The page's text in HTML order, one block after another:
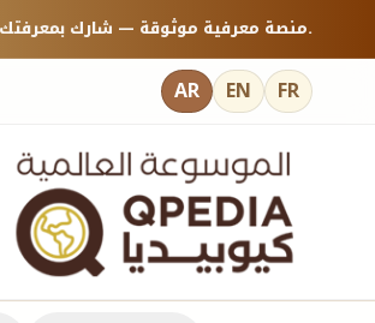
منصة معرفية موثوقة — شارك بمعرفتك عبر الموسوعة العالمية كيوبيديا.
AR EN FR